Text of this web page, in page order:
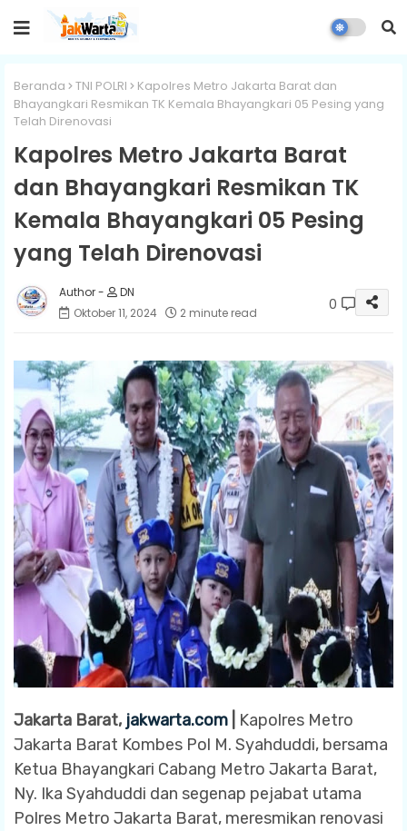
Beranda TNI POLRI
Kapolres Metro Jakarta Barat dan
Bhayangkari Resmikan TK Kemala Bhayangkari 05 Pesing yang
Telah Direnovasi
Kapolres Metro Jakarta Barat
dan Bhayangkari Resmikan TK
Kemala Bhayangkari 05 Pesing
yang Telah Direnovasi
DN
Oktober 11, 2024
2 minute read 0
Jakarta Barat, jakwarta.com
Kapolres Metro
Jakarta Barat Kombes Pol M. Syahduddi, bersama
Ketua Bhayangkari Cabang Metro Jakarta Barat,
Ny. Ika Syahduddi dan segenap pejabat utama
Polres Metro Jakarta Barat, meresmikan renovasi